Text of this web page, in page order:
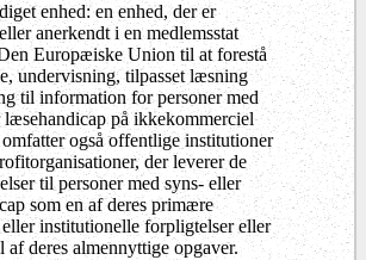
enhed: en enhed, der er
anerkendt i en medlemsstat
Europæiske Union til at forestå
undervisning, tilpasset læsning
til information for personer med
læsehandicap på ikkekommerciel
også offentlige institutioner
der leverer de
til personer med syns- eller
som en af deres primære
institutionelle forpligtelser eller
af deres almennyttige opgaver.